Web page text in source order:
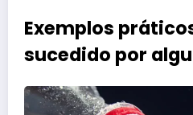
Exemplos
sucedido por